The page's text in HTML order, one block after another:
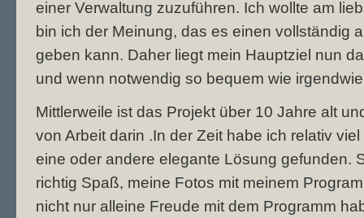
einer Verwaltung zuzuführen. Ich wollte am
bin ich der Meinung, das es einen vollständig
geben kann. Daher liegt mein Hauptziel nun
und wenn notwendig so bequem wie
Mittlerweile ist das Projekt über 10 Jahre alt
von Arbeit darin .In der Zeit habe ich relativ
eine oder andere elegante Lösung gefunden.
richtig Spaß, meine Fotos mit meinem
nicht nur alleine Freude mit dem Programm